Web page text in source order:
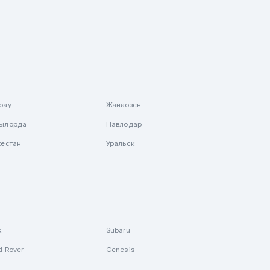
Жанаозен
Павлодар
Уральск
Subaru
Rover Genesis